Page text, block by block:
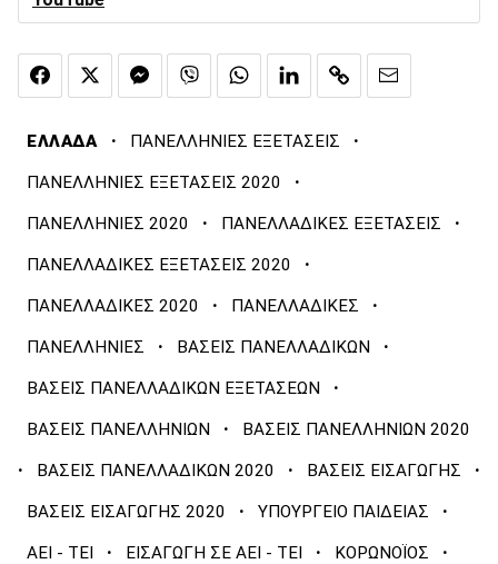
ΕΛΛΑΔΑ · ΠΑΝΕΛΛΗΝΙΕΣ ΕΞΕΤΑΣΕΙΣ ·
ΠΑΝΕΛΛΗΝΙΕΣ ΕΞΕΤΑΣΕΙΣ 2020 ·
ΠΑΝΕΛΛΗΝΙΕΣ 2020 · ΠΑΝΕΛΛΑΔΙΚΕΣ ΕΞΕΤΑΣΕΙΣ ·
ΠΑΝΕΛΛΑΔΙΚΕΣ ΕΞΕΤΑΣΕΙΣ 2020 ·
ΠΑΝΕΛΛΑΔΙΚΕΣ 2020 · ΠΑΝΕΛΛΑΔΙΚΕΣ ·
ΠΑΝΕΛΛΗΝΙΕΣ · ΒΑΣΕΙΣ ΠΑΝΕΛΛΑΔΙΚΩΝ ·
ΒΑΣΕΙΣ ΠΑΝΕΛΛΑΔΙΚΩΝ ΕΞΕΤΑΣΕΩΝ ·
ΒΑΣΕΙΣ ΠΑΝΕΛΛΗΝΙΩΝ · ΒΑΣΕΙΣ ΠΑΝΕΛΛΗΝΙΩΝ 2020
· ΒΑΣΕΙΣ ΠΑΝΕΛΛΑΔΙΚΩΝ 2020 · ΒΑΣΕΙΣ ΕΙΣΑΓΩΓΗΣ ·
ΒΑΣΕΙΣ ΕΙΣΑΓΩΓΗΣ 2020 · ΥΠΟΥΡΓΕΙΟ ΠΑΙΔΕΙΑΣ ·
ΑΕΙ - ΤΕΙ · ΕΙΣΑΓΩΓΗ ΣΕ ΑΕΙ - ΤΕΙ · ΚΟΡΩΝΟΪΟΣ ·